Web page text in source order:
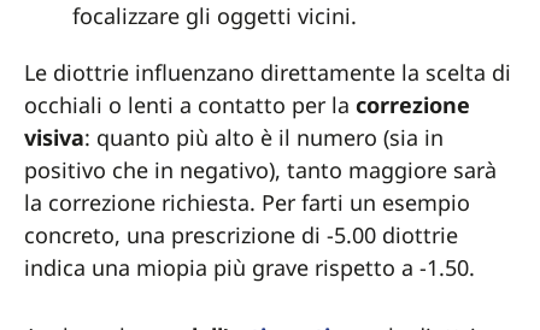
focalizzare gli oggetti vicini.
Le diottrie influenzano direttamente la scelta di
occhiali o lenti a contatto per la correzione
visiva: quanto più alto è il numero (sia in
positivo che in negativo), tanto maggiore sarà
la correzione richiesta. Per farti un esempio
concreto, una prescrizione di -5.00 diottrie
indica una miopia più grave rispetto a -1.50.